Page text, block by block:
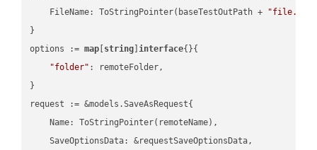
    FileName: ToStringPointer(baseTestOutPath +
"file.OTT"
}
options := map string ]interface{}{
"folder" : remoteFolder,
}
request := &models.SaveAsRequest{
    Name: ToStringPointer(remoteName),
    SaveOptionsData: &requestSaveOptionsData,